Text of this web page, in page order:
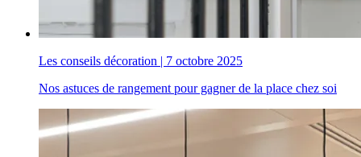
Les conseils décoration | 7 octobre 2025
Nos astuces de rangement pour gagner de la place chez soi